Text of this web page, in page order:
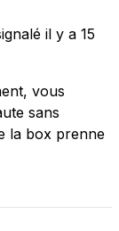
il y a 15
vous
sans
la box prenne